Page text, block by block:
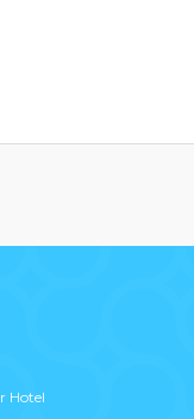
Hotel